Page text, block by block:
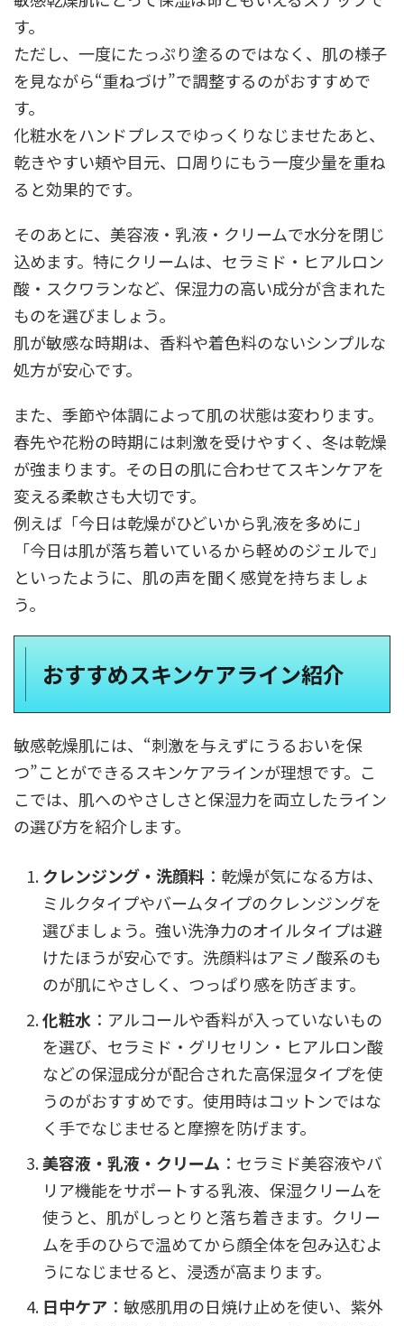
す。
ただし、一度にたっぷり塗るのではなく、肌の様子
を見ながら“重ねづけ”で調整するのがおすすめで
す。
化粧水をハンドプレスでゆっくりなじませたあと、
乾きやすい頬や目元、口周りにもう一度少量を重ね
ると効果的です。
そのあとに、美容液・乳液・クリームで水分を閉じ
込めます。特にクリームは、セラミド・ヒアルロン
酸・スクワランなど、保湿力の高い成分が含まれた
ものを選びましょう。
肌が敏感な時期は、香料や着色料のないシンプルな
処方が安心です。
また、季節や体調によって肌の状態は変わります。
春先や花粉の時期には刺激を受けやすく、冬は乾燥
が強まります。その日の肌に合わせてスキンケアを
変える柔軟さも大切です。
例えば「今日は乾燥がひどいから乳液を多めに」
「今日は肌が落ち着いているから軽めのジェルで」
といったように、肌の声を聞く感覚を持ちましょ
う。
おすすめスキンケアライン紹介
敏感乾燥肌には、“刺激を与えずにうるおいを保
つ”ことができるスキンケアラインが理想です。こ
こでは、肌へのやさしさと保湿力を両立したライン
の選び方を紹介します。
クレンジング・洗顔料 ：乾燥が気になる方は、
ミルクタイプやバームタイプのクレンジングを
選びましょう。強い洗浄力のオイルタイプは避
けたほうが安心です。洗顔料はアミノ酸系のも
のが肌にやさしく、つっぱり感を防ぎます。
化粧水 ：アルコールや香料が入っていないもの
を選び、セラミド・グリセリン・ヒアルロン酸
などの保湿成分が配合された高保湿タイプを使
うのがおすすめです。使用時はコットンではな
く手でなじませると摩擦を防げます。
美容液・乳液・クリーム ：セラミド美容液やバ
リア機能をサポートする乳液、保湿クリームを
使うと、肌がしっとりと落ち着きます。クリー
ムを手のひらで温めてから顔全体を包み込むよ
うになじませると、浸透が高まります。
日中ケア ：敏感肌用の日焼け止めを使い、紫外